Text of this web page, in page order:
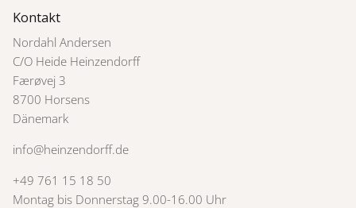
Kontakt
Nordahl Andersen
C/O Heide Heinzendorff
Færøvej 3
8700 Horsens
Dänemark
info@heinzendorff.de
+49 761 15 18 50
Montag bis Donnerstag 9.00-16.00 Uhr